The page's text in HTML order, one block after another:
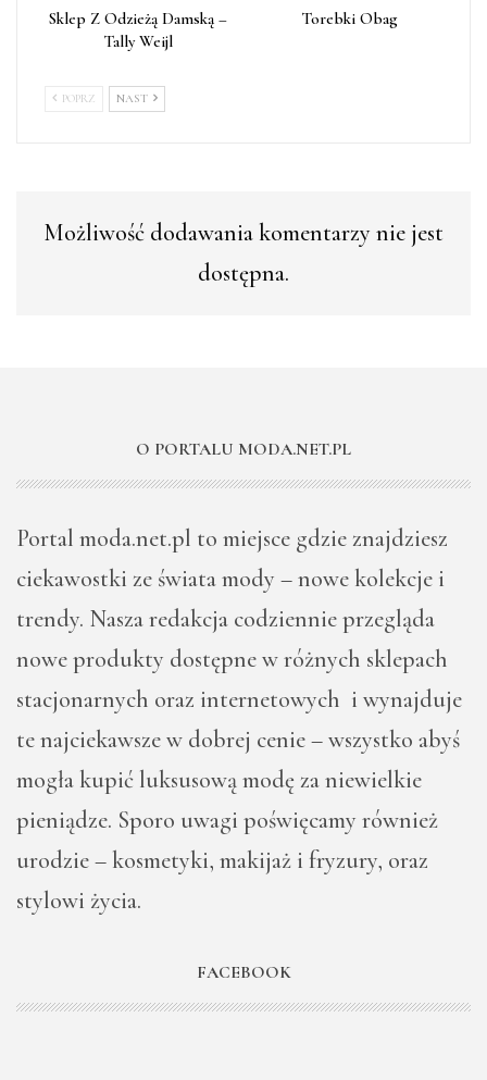
Sklep Z Odzieżą Damską –
Tally Weijl
Torebki Obag
POPRZ NAST
Możliwość dodawania komentarzy nie jest
dostępna.
O PORTALU MODA.NET.PL
Portal moda.net.pl to miejsce gdzie znajdziesz
ciekawostki ze świata mody – nowe kolekcje i
trendy. Nasza redakcja codziennie przegląda
nowe produkty dostępne w różnych sklepach
stacjonarnych oraz internetowych i wynajduje
te najciekawsze w dobrej cenie – wszystko abyś
mogła kupić luksusową modę za niewielkie
pieniądze. Sporo uwagi poświęcamy również
urodzie – kosmetyki, makijaż i fryzury, oraz
stylowi życia.
FACEBOOK